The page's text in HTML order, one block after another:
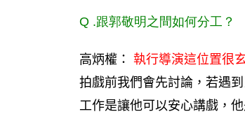
Q .跟郭敬明之間如何分工？
高炳權： 執行導演這位置很
拍戲前我們會先討論，若遇
工作是讓他可以安心講戲，